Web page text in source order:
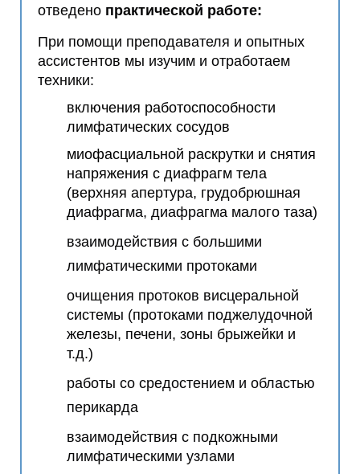
отведено практической работе:
При помощи преподавателя и опытных
ассистентов мы изучим и отработаем
техники:
включения работоспособности
лимфатических сосудов
миофасциальной раскрутки и снятия
напряжения с диафрагм тела
(верхняя апертура, грудобрюшная
диафрагма, диафрагма малого таза)
взаимодействия с большими
лимфатическими протоками
очищения протоков висцеральной
системы (протоками поджелудочной
железы, печени, зоны брыжейки и
т.д.)
работы со средостением и областью
перикарда
взаимодействия с подкожными
лимфатическими узлами